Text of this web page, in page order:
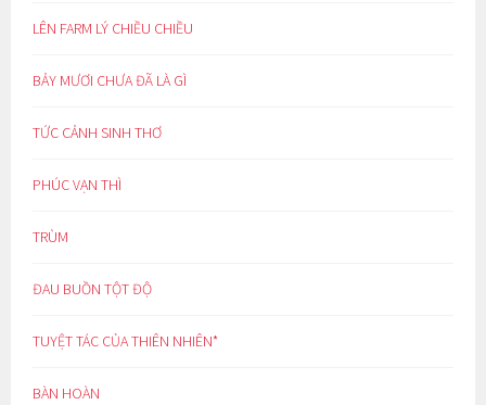
LÊN FARM LÝ CHIỀU CHIỀU
BẢY MƯƠI CHƯA ĐÃ LÀ GÌ
TỨC CẢNH SINH THƠ
PHÚC VẠN THÌ
TRÙM
ĐAU BUỒN TỘT ĐỘ
TUYỆT TÁC CỦA THIÊN NHIÊN*
BÀN HOÀN